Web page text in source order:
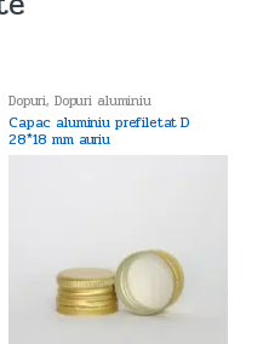
Dopuri, Dopuri aluminiu
Capac aluminiu prefiletat D
28*18 mm auriu